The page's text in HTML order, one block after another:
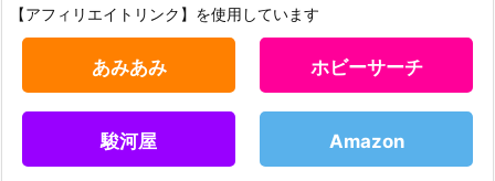
【アフィリエイトリンク】を使用しています
あみあみ ホビーサーチ
駿河屋 Amazon